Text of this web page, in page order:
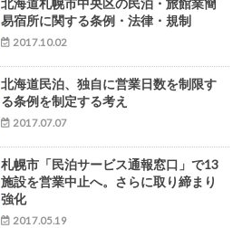
易宿所に関する条例・法律・規制
2017.10.02
北海道民泊、独自に営業日数を制限す
る条例を制定する考え
2017.07.07
札幌市「民泊サービス通報窓口」で13
施設を営業中止へ。さらに取り締まり
強化
2017.05.19